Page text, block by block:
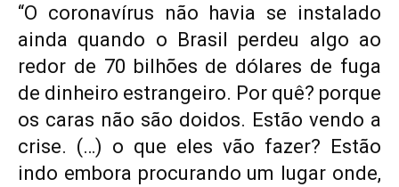
“O coronavírus não havia se instalado
ainda quando o Brasil perdeu algo ao
redor de 70 bilhões de dólares de fuga
de dinheiro estrangeiro. Por quê? porque
os caras não são doidos. Estão vendo a
crise. (…) o que eles vão fazer? Estão
indo embora procurando um lugar onde,